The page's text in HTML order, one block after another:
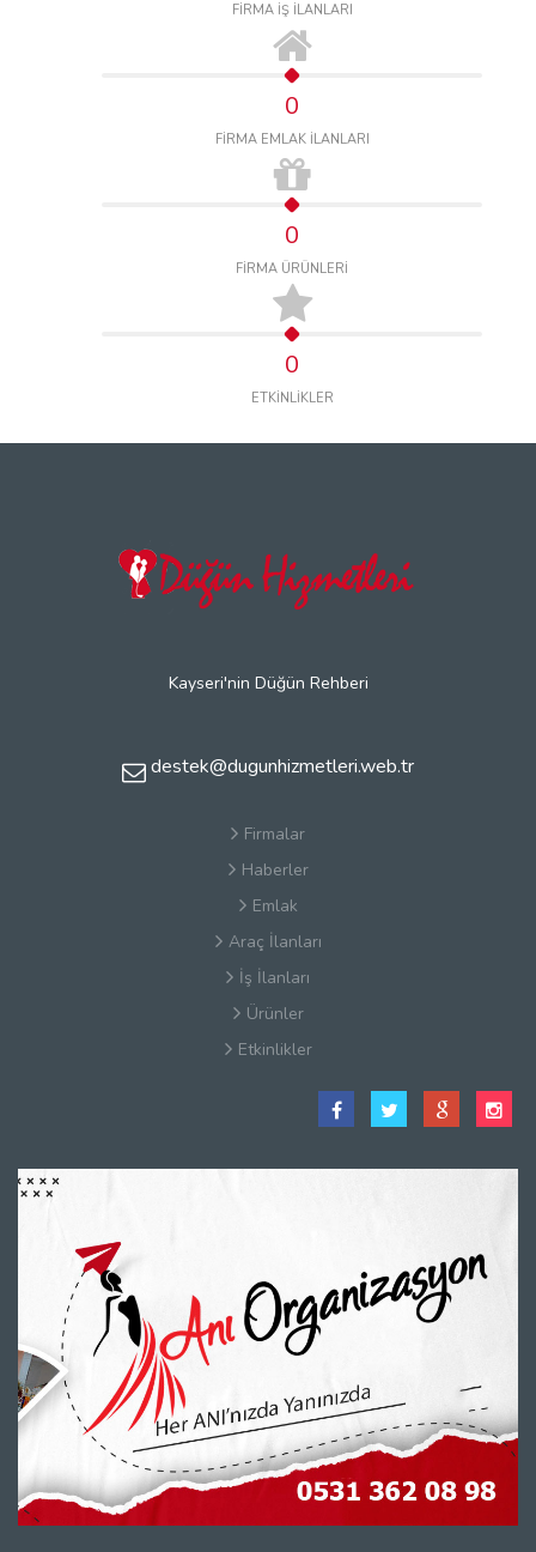
FİRMA İŞ İLANLARI
0
FİRMA EMLAK İLANLARI
0
FİRMA ÜRÜNLERİ
0
ETKİNLİKLER
Kayseri'nin Düğün Rehberi
destek@dugunhizmetleri.web.tr
Firmalar
Haberler
Emlak
Araç İlanları
İş İlanları
Ürünler
Etkinlikler
Satış Sözleşmesi
Hakkımızda
İletişim